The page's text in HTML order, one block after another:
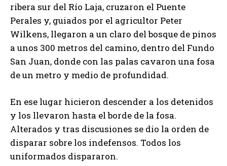
ribera sur del Río Laja, cruzaron el Puente
Perales y, guiados por el agricultor Peter
Wilkens, llegaron a un claro del bosque de pinos
a unos 300 metros del camino, dentro del Fundo
San Juan, donde con las palas cavaron una fosa
de un metro y medio de profundidad.
En ese lugar hicieron descender a los detenidos
y los llevaron hasta el borde de la fosa.
Alterados y tras discusiones se dio la orden de
disparar sobre los indefensos. Todos los
uniformados dispararon.